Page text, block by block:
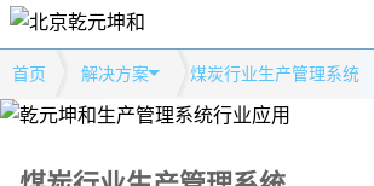
首页 解决方案 煤炭行业生产管理系统